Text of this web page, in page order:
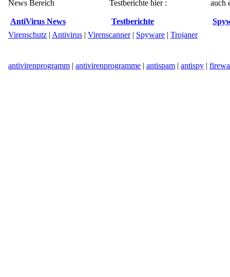
News Bereich
AntiVirus News
Testberichte hier :
Testberichte
auch
Virenschutz | Antivirus | Virenscanner| Spyware | Trojaner
antivirenprogramm | antivirenprogramme | antispam | antispy |